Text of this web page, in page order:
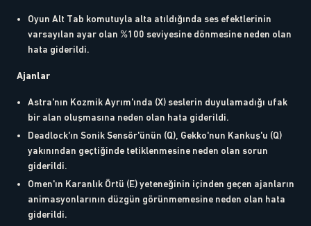
Oyun Alt Tab komutuyla alta atıldığında ses efektlerinin
varsayılan ayar olan %100 seviyesine dönmesine neden olan
hata giderildi.
Ajanlar
Astra'nın Kozmik Ayrım'ında (X) seslerin duyulamadığı ufak
bir alan oluşmasına neden olan hata giderildi.
Deadlock'ın Sonik Sensör'ünün (Q), Gekko'nun Kankuş'u (Q)
yakınından geçtiğinde tetiklenmesine neden olan sorun
giderildi.
Omen'ın Karanlık Örtü (E) yeteneğinin içinden geçen ajanların
animasyonlarının düzgün görünmemesine neden olan hata
giderildi.